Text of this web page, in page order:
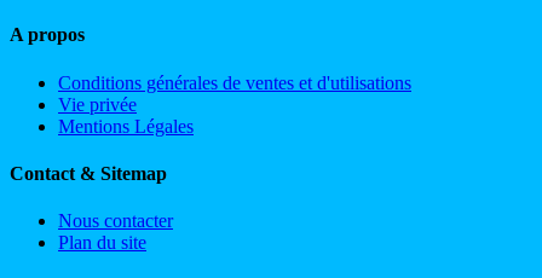
A propos
Conditions générales de ventes et d'utilisations
Vie privée
Mentions Légales
Contact & Sitemap
Nous contacter
Plan du site